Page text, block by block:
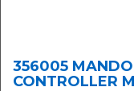
356005
CONTROLLER